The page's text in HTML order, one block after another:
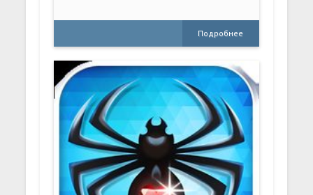
Подробнее